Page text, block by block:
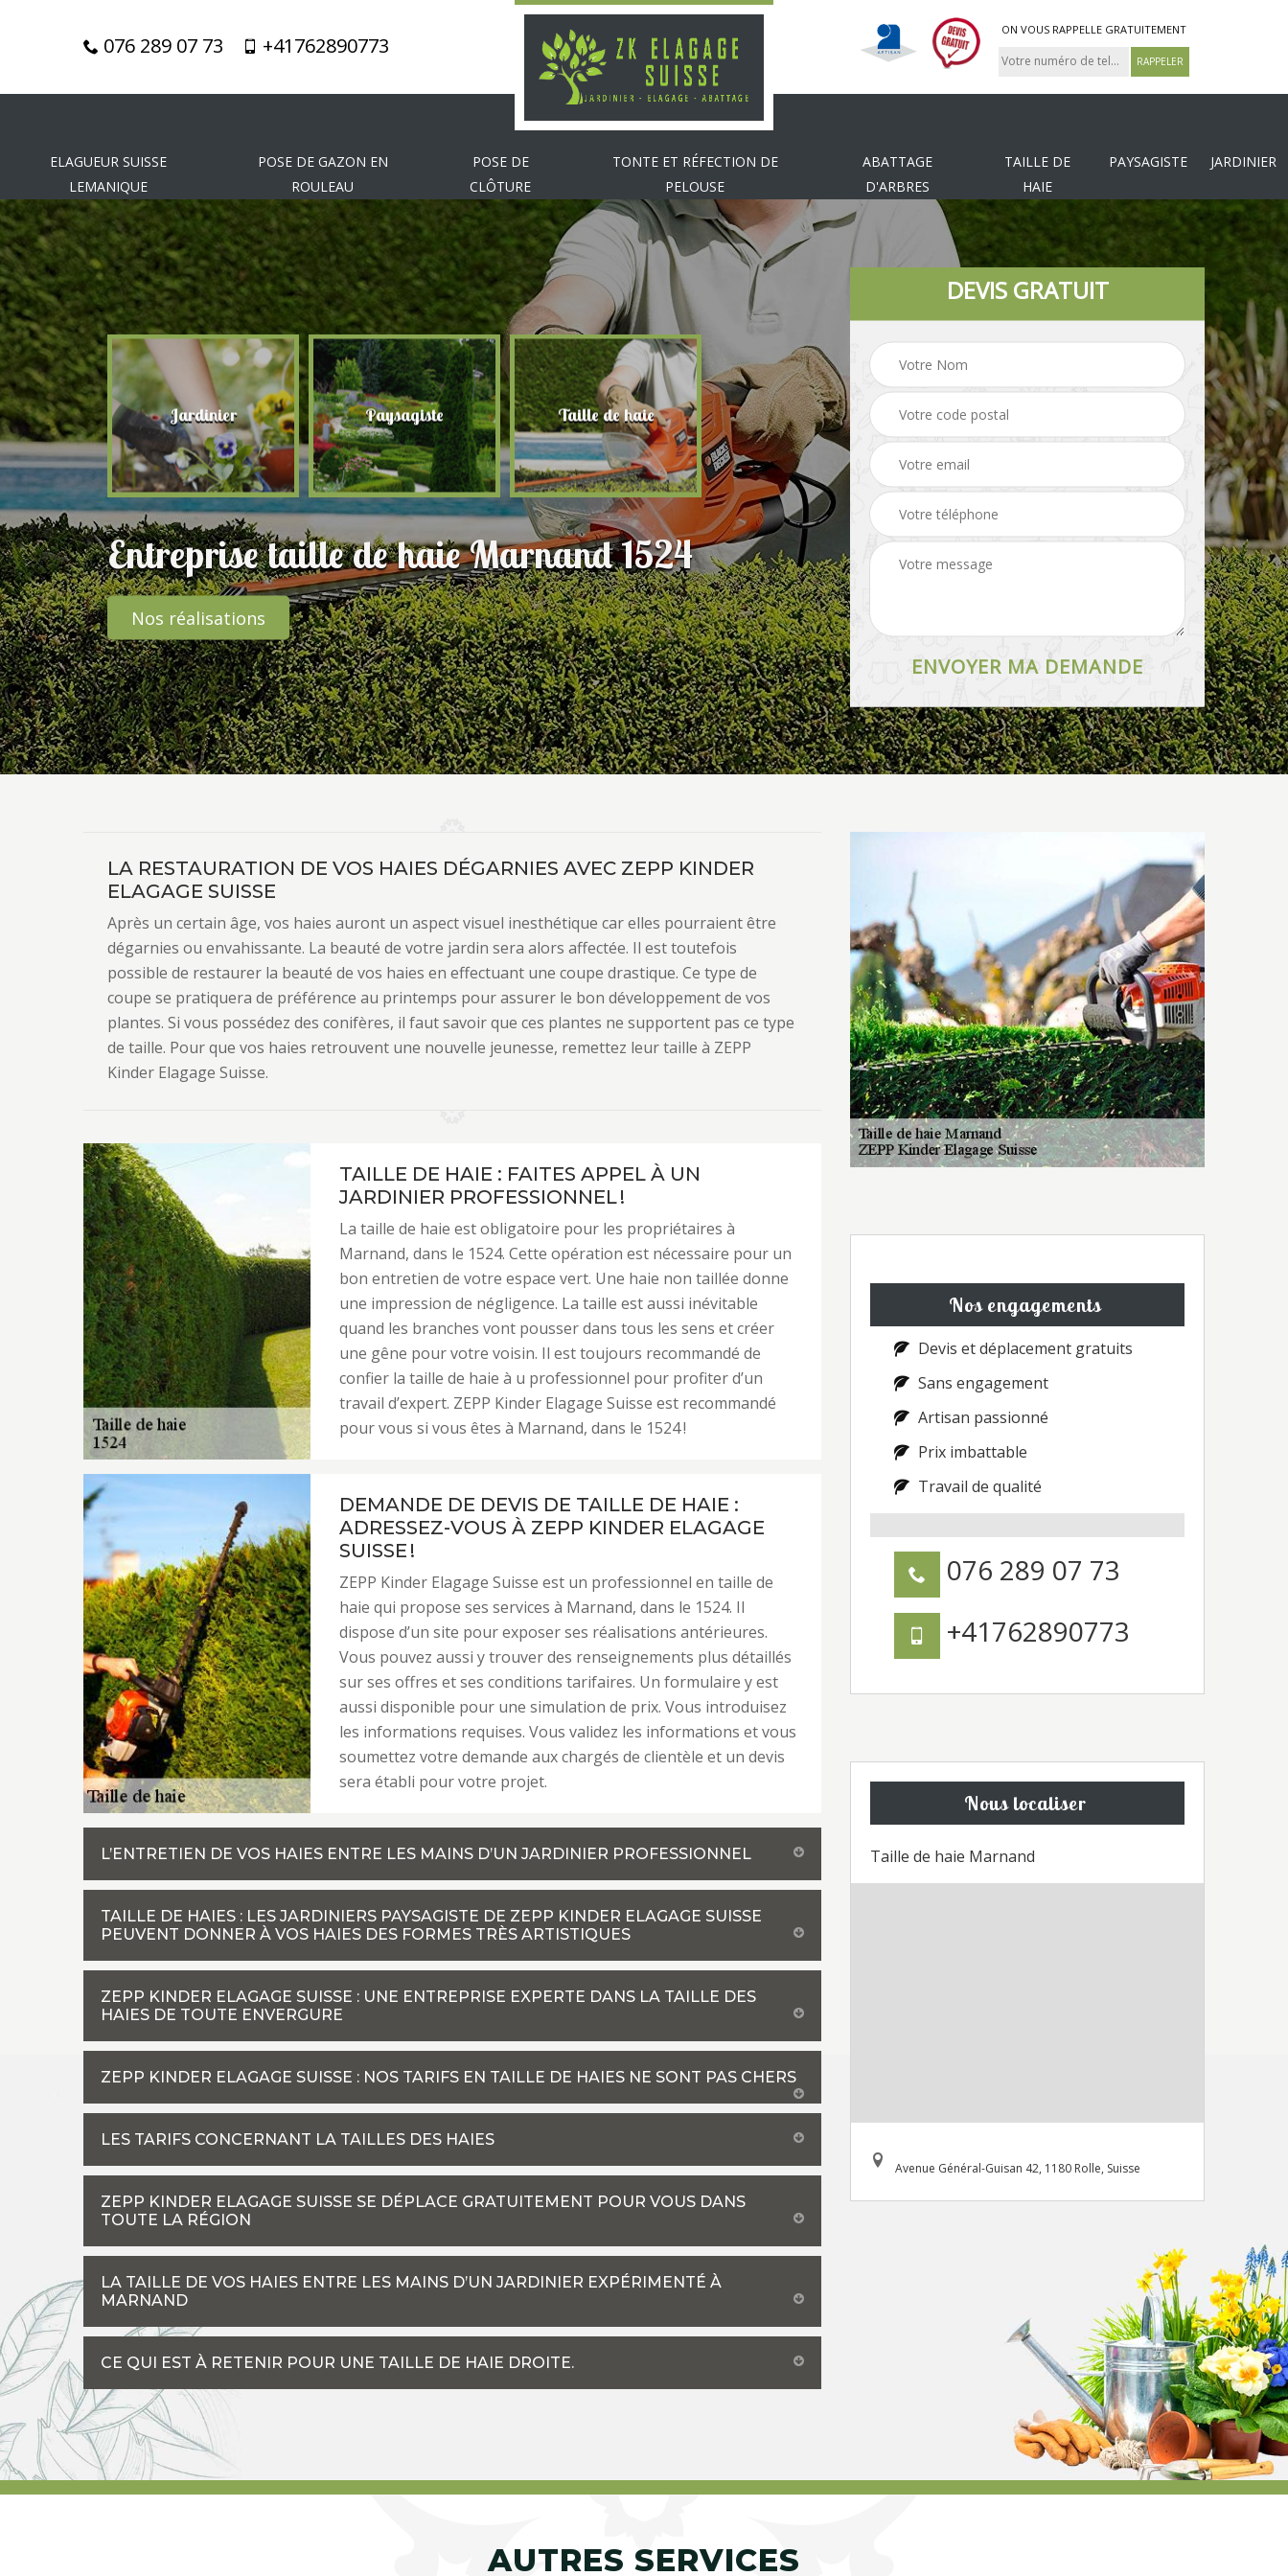
076 289 07 73 +41762890773
ON VOUS RAPPELLE GRATUITEMENT
ELAGUEUR SUISSE
LEMANIQUE
POSE DE GAZON EN
ROULEAU
POSE DE
CLÔTURE
TONTE ET RÉFECTION DE
PELOUSE
ABATTAGE
D'ARBRES
TAILLE DE
HAIE
PAYSAGISTE JARDINIER
Jardinier Paysagiste Taille de haie Abattage d'arbres Tonte et réfection de
pelouse Pose de clôture
Entreprise taille de haie Marnand 1524
Nos réalisations
DEVIS GRATUIT
LA RESTAURATION DE VOS HAIES DÉGARNIES AVEC ZEPP KINDER
ELAGAGE SUISSE
Après un certain âge, vos haies auront un aspect visuel inesthétique car elles pourraient être
dégarnies ou envahissante. La beauté de votre jardin sera alors affectée. Il est toutefois
possible de restaurer la beauté de vos haies en effectuant une coupe drastique. Ce type de
coupe se pratiquera de préférence au printemps pour assurer le bon développement de vos
plantes. Si vous possédez des conifères, il faut savoir que ces plantes ne supportent pas ce type
de taille. Pour que vos haies retrouvent une nouvelle jeunesse, remettez leur taille à ZEPP
Kinder Elagage Suisse.
TAILLE DE HAIE : FAITES APPEL À UN
JARDINIER PROFESSIONNEL !
La taille de haie est obligatoire pour les propriétaires à
Marnand, dans le 1524. Cette opération est nécessaire pour un
bon entretien de votre espace vert. Une haie non taillée donne
une impression de négligence. La taille est aussi inévitable
quand les branches vont pousser dans tous les sens et créer
une gêne pour votre voisin. Il est toujours recommandé de
confier la taille de haie à u professionnel pour profiter d’un
travail d’expert. ZEPP Kinder Elagage Suisse est recommandé
pour vous si vous êtes à Marnand, dans le 1524 !
DEMANDE DE DEVIS DE TAILLE DE HAIE :
ADRESSEZ-VOUS À ZEPP KINDER ELAGAGE
SUISSE !
ZEPP Kinder Elagage Suisse est un professionnel en taille de
haie qui propose ses services à Marnand, dans le 1524. Il
dispose d’un site pour exposer ses réalisations antérieures.
Vous pouvez aussi y trouver des renseignements plus détaillés
sur ses offres et ses conditions tarifaires. Un formulaire y est
aussi disponible pour une simulation de prix. Vous introduisez
les informations requises. Vous validez les informations et vous
soumettez votre demande aux chargés de clientèle et un devis
sera établi pour votre projet.
L’ENTRETIEN DE VOS HAIES ENTRE LES MAINS D’UN JARDINIER PROFESSIONNEL
TAILLE DE HAIES : LES JARDINIERS PAYSAGISTE DE ZEPP KINDER ELAGAGE SUISSE
PEUVENT DONNER À VOS HAIES DES FORMES TRÈS ARTISTIQUES
ZEPP KINDER ELAGAGE SUISSE : UNE ENTREPRISE EXPERTE DANS LA TAILLE DES
HAIES DE TOUTE ENVERGURE
ZEPP KINDER ELAGAGE SUISSE : NOS TARIFS EN TAILLE DE HAIES NE SONT PAS CHERS
LES TARIFS CONCERNANT LA TAILLES DES HAIES
ZEPP KINDER ELAGAGE SUISSE SE DÉPLACE GRATUITEMENT POUR VOUS DANS
TOUTE LA RÉGION
LA TAILLE DE VOS HAIES ENTRE LES MAINS D’UN JARDINIER EXPÉRIMENTÉ À
MARNAND
CE QUI EST À RETENIR POUR UNE TAILLE DE HAIE DROITE.
Nos engagements
Devis et déplacement gratuits
Sans engagement
Artisan passionné
Prix imbattable
Travail de qualité
076 289 07 73
+41762890773
Nous localiser
Taille de haie Marnand
Avenue Général-Guisan 42, 1180 Rolle, Suisse
AUTRES SERVICES